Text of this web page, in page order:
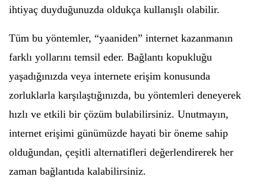
ihtiyaç duyduğunuzda oldukça kullanışlı olabilir.
Tüm bu yöntemler, “yaaniden” internet kazanmanın
farklı yollarını temsil eder. Bağlantı kopukluğu
yaşadığınızda veya internete erişim konusunda
zorluklarla karşılaştığınızda, bu yöntemleri deneyerek
hızlı ve etkili bir çözüm bulabilirsiniz. Unutmayın,
internet erişimi günümüzde hayati bir öneme sahip
olduğundan, çeşitli alternatifleri değerlendirerek her
zaman bağlantıda kalabilirsiniz.